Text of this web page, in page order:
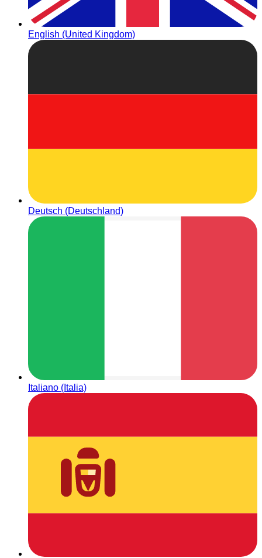
English (United Kingdom)
Deutsch (Deutschland)
Italiano (Italia)